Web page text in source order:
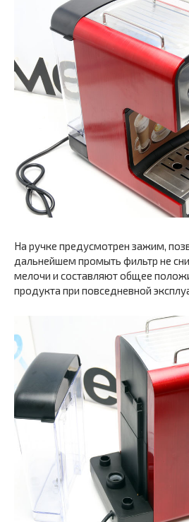
На ручке предусмотрен зажим,
дальнейшем промыть фильтр не
мелочи и составляют общее
продукта при повседневной